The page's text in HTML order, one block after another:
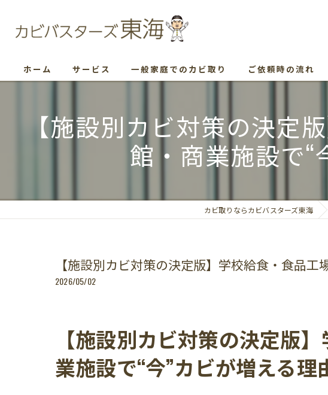
ホーム サービス 一般家庭でのカビ取り ご依頼時の流れ
【施設別カビ対策の決定
館・商業施設で“
カビ取りならカビバスターズ東海
【施設別カビ対策の決定版】学校給食・食品
2026/05/02
【施設別カビ対策の決定版
業施設で“今”カビが増える理